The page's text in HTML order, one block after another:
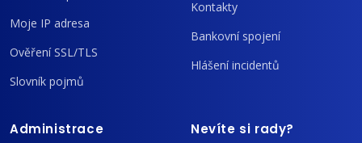
Moje IP adresa
Ověření SSL/TLS
Slovník pojmů
Kontakty
Bankovní spojení
Hlášení incidentů
Administrace Nevíte si rady?